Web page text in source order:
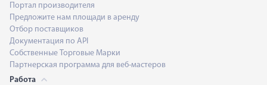
Портал производителя
Предложите нам площади в аренду
Отбор поставщиков
Документация по API
Собственные Торговые Марки
Партнерская программа для веб-мастеров
Работа